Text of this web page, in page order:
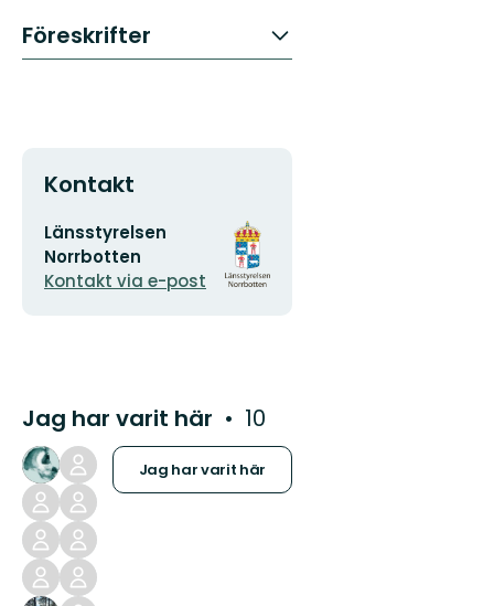
Föreskrifter
Kontakt
E-
postadress
Länsstyrelsen
Norrbotten
Kontakt via e-post
Organisationens
logotyp
Jag har varit här 10
Jag har varit här